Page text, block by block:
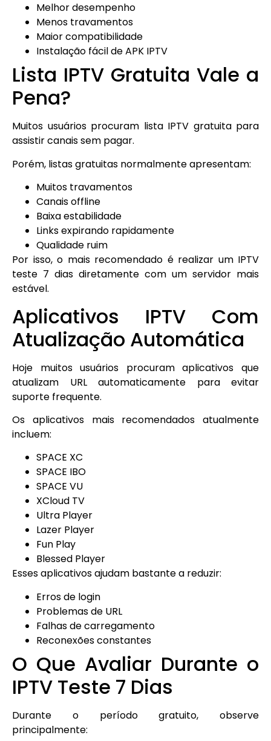
Melhor desempenho
Menos travamentos
Maior compatibilidade
Instalação fácil de APK IPTV
Lista IPTV Gratuita Vale a
Pena?
Muitos usuários procuram lista IPTV gratuita para
assistir canais sem pagar.
Porém, listas gratuitas normalmente apresentam:
Muitos travamentos
Canais offline
Baixa estabilidade
Links expirando rapidamente
Qualidade ruim
Por isso, o mais recomendado é realizar um IPTV
teste 7 dias diretamente com um servidor mais
estável.
Aplicativos IPTV Com
Atualização Automática
Hoje muitos usuários procuram aplicativos que
atualizam URL automaticamente para evitar
suporte frequente.
Os aplicativos mais recomendados atualmente
incluem:
SPACE XC
SPACE IBO
SPACE VU
XCloud TV
Ultra Player
Lazer Player
Fun Play
Blessed Player
Esses aplicativos ajudam bastante a reduzir:
Erros de login
Problemas de URL
Falhas de carregamento
Reconexões constantes
O Que Avaliar Durante o
IPTV Teste 7 Dias
Durante o período gratuito, observe
principalmente: